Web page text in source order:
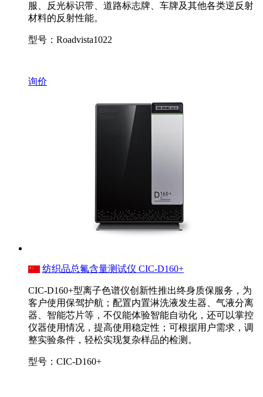
服、反光标识带、道路标志牌、车牌及其他各类逆反射
材料的反射性能。
型号：Roadvista1022
询价
纺织品总氟含量测试仪 CIC-D160+
CIC-D160+型离子色谱仪创新性推出终身质保服务，为
客户使用保驾护航；配置内置淋洗液发生器、气液分离
器、智能芯片等，不仅能体验智能自动化，还可以掌控
仪器使用情况，提高使用稳定性；可根据用户需求，调
整实验条件，轻松实现复杂样品的检测。
型号：CIC-D160+